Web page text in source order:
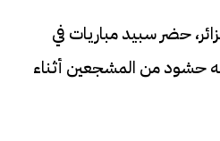
حضر سبيد مباريات في
من المشجعين أثناء